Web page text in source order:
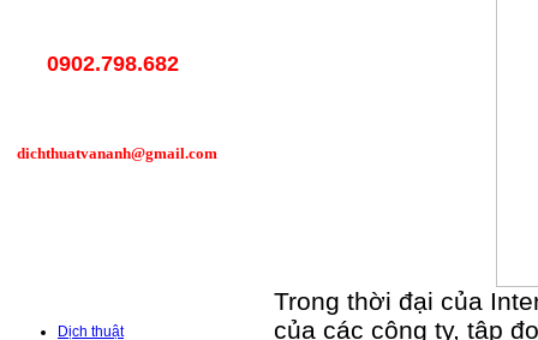
0902.798.682
dichthuatvananh@gmail.com
Dịch thuật
Trong thời đại của
của các công ty, tập